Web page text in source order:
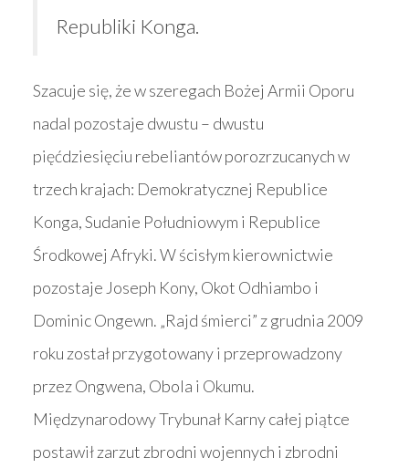
Republiki Konga.
Szacuje się, że w szeregach Bożej Armii Oporu
nadal pozostaje dwustu – dwustu
pięćdziesięciu rebeliantów porozrzucanych w
trzech krajach: Demokratycznej Republice
Konga, Sudanie Południowym i Republice
Środkowej Afryki. W ścisłym kierownictwie
pozostaje Joseph Kony, Okot Odhiambo i
Dominic Ongewn. „Rajd śmierci” z grudnia 2009
roku został przygotowany i przeprowadzony
przez Ongwena, Obola i Okumu.
Międzynarodowy Trybunał Karny całej piątce
postawił zarzut zbrodni wojennych i zbrodni